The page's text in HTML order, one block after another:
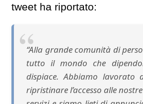
tweet ha riportato:
“Alla grande comunità di
tutto il mondo che
dispiace. Abbiamo lavorato
ripristinare l’accesso alle